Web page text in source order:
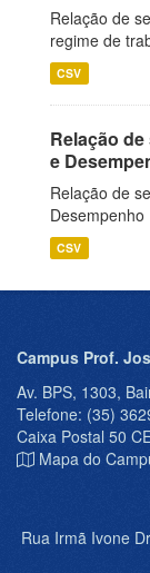
Relação de
regime de
CSV
Relação
e
Relação de
Desempenho
CSV
Campus Prof.
Av. BPS, 1303,
Telefone: (35)
Caixa Postal 50
Mapa do
Rua Irmã Ivone